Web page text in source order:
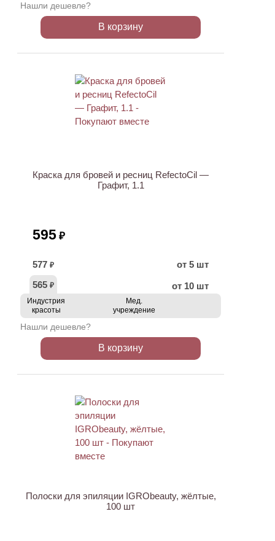
Нашли дешевле?
В корзину
Краска для бровей и ресниц RefectoCil —
Графит, 1.1
595 ₽
577 ₽
от 5 шт
565 ₽ от 10 шт
Индустрия
красоты
Мед.
учреждение
Нашли дешевле?
В корзину
Полоски для эпиляции IGRObeauty, жёлтые,
100 шт